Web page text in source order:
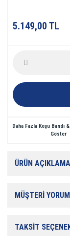
5.149,00 TL
Daha Fazla Koşu Bandı
Göster
ÜRÜN
MÜŞTERİ
TAKSİT